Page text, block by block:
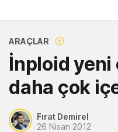
ARAÇLAR
İnploid
daha çok
Fırat Demirel
26 Nisan 2012